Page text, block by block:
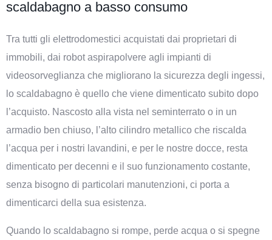
scaldabagno a basso consumo
Tra tutti gli elettrodomestici acquistati dai proprietari di
immobili, dai robot aspirapolvere agli impianti di
videosorveglianza che migliorano la sicurezza degli ingessi,
lo scaldabagno è quello che viene dimenticato subito dopo
l’acquisto. Nascosto alla vista nel seminterrato o in un
armadio ben chiuso, l’alto cilindro metallico che riscalda
l’acqua per i nostri lavandini, e per le nostre docce, resta
dimenticato per decenni e il suo funzionamento costante,
senza bisogno di particolari manutenzioni, ci porta a
dimenticarci della sua esistenza.
Quando lo scaldabagno si rompe, perde acqua o si spegne